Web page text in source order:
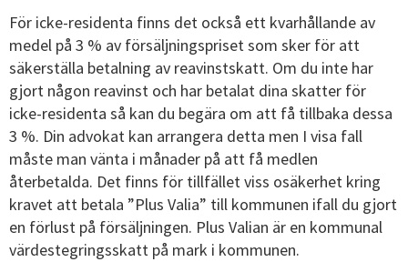
För icke-residenta finns det också ett kvarhållande av
medel på 3 % av försäljningspriset som sker för att
säkerställa betalning av reavinstskatt. Om du inte har
gjort någon reavinst och har betalat dina skatter för
icke-residenta så kan du begära om att få tillbaka dessa
3 %. Din advokat kan arrangera detta men I visa fall
måste man vänta i månader på att få medlen
återbetalda. Det finns för tillfället viss osäkerhet kring
kravet att betala ”Plus Valia” till kommunen ifall du gjort
en förlust på försäljningen. Plus Valian är en kommunal
värdestegringsskatt på mark i kommunen.